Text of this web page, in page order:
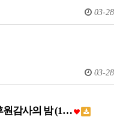
03-28
03-28
원감사의 밤 (1…